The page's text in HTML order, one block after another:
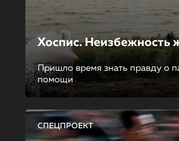
Хоспис. Неизбежность
Пришло время знать правду о
помощи
СПЕЦПРОЕКТ